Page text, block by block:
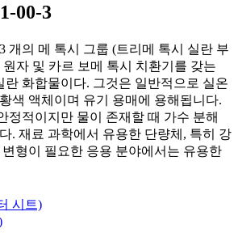
00-3
개의 메 톡시 그룹 (트리메 톡시 실란 부
자 및 카르 보메 톡시 치환기를 갖는
란 화합물이다. 그것은 일반적으로 실온
색 액체이며 유기 용매에 용해됩니다.
정적이지만 물이 존재할 때 가수 분해
. 재료 과학에서 유용한 단량체, 특히 강
형이 필요한 응용 분야에서는 유용한
시트)